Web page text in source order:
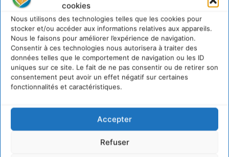
cookies
Nous utilisons des technologies telles que les cookies pour
stocker et/ou accéder aux informations relatives aux appareils.
Nous le faisons pour améliorer l’expérience de navigation.
Consentir à ces technologies nous autorisera à traiter des
données telles que le comportement de navigation ou les ID
uniques sur ce site. Le fait de ne pas consentir ou de retirer son
consentement peut avoir un effet négatif sur certaines
fonctionnalités et caractéristiques.
Accepter
Refuser
Transformer les
territoires par le
dialogue et la
coopération avec un
Commun
d’Accompagnement des
Transitions
7 AOÛT 2026